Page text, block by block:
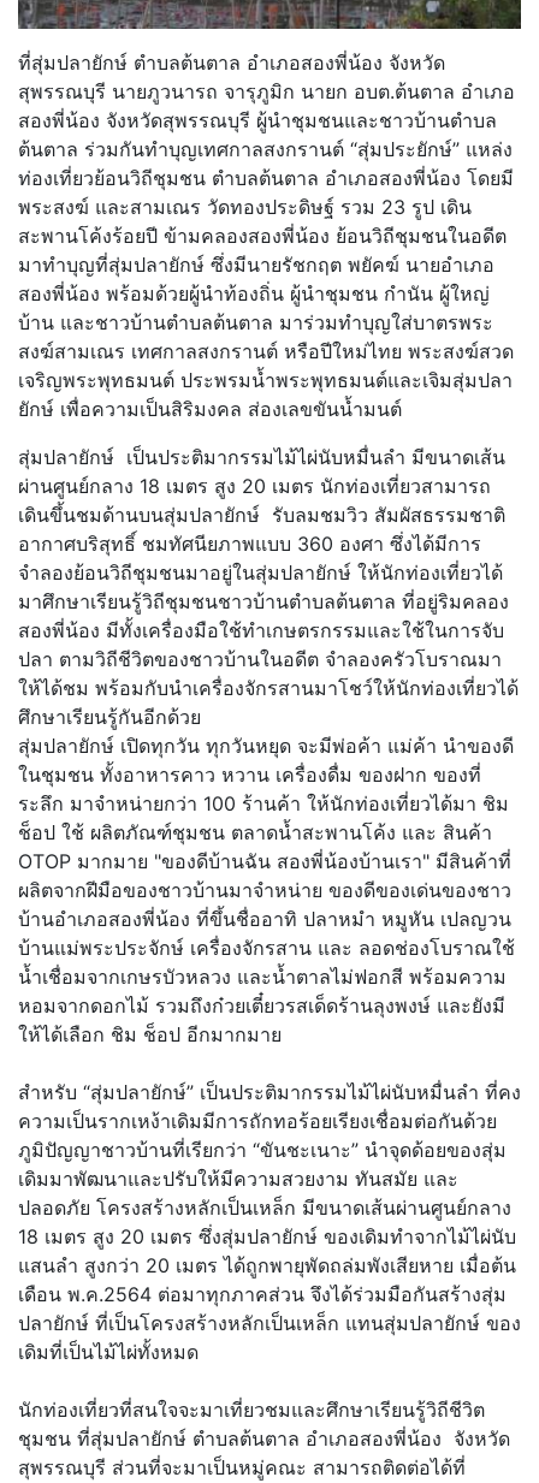
ที่สุ่มปลายักษ์ ตำบลต้นตาล อำเภอสองพี่น้อง จังหวัด
สุพรรณบุรี นายภูวนารถ จารุภูมิก นายก อบต.ต้นตาล อำเภอ
สองพี่น้อง จังหวัดสุพรรณบุรี ผู้นำชุมชนและชาวบ้านตำบล
ต้นตาล ร่วมกันทำบุญเทศกาลสงกรานต์ “สุ่มประยักษ์” แหล่ง
ท่องเที่ยวย้อนวิถีชุมชน ตำบลต้นตาล อำเภอสองพี่น้อง โดยมี
พระสงฆ์ และสามเณร วัดทองประดิษฐ์ รวม 23 รูป เดิน
สะพานโค้งร้อยปี ข้ามคลองสองพี่น้อง ย้อนวิถีชุมชนในอดีต
มาทำบุญที่สุ่มปลายักษ์ ซึ่งมีนายรัชกฤต พยัคฆ์ นายอำเภอ
สองพี่น้อง พร้อมด้วยผู้นำท้องถิ่น ผู้นำชุมชน กำนัน ผู้ใหญ่
บ้าน และชาวบ้านตำบลต้นตาล มาร่วมทำบุญใส่บาตรพระ
สงฆ์สามเณร เทศกาลสงกรานต์ หรือปีใหม่ไทย พระสงฆ์สวด
เจริญพระพุทธมนต์ ประพรมน้ำพระพุทธมนต์และเจิมสุ่มปลา
ยักษ์ เพื่อความเป็นสิริมงคล ส่องเลขขันน้ำมนต์
สุ่มปลายักษ์ เป็นประติมากรรมไม้ไผ่นับหมื่นลำ มีขนาดเส้น
ผ่านศูนย์กลาง 18 เมตร สูง 20 เมตร นักท่องเที่ยวสามารถ
เดินขึ้นชมด้านบนสุ่มปลายักษ์ รับลมชมวิว สัมผัสธรรมชาติ
อากาศบริสุทธิ์ ชมทัศนียภาพแบบ 360 องศา ซึ่งได้มีการ
จำลองย้อนวิถีชุมชนมาอยู่ในสุ่มปลายักษ์ ให้นักท่องเที่ยวได้
มาศึกษาเรียนรู้วิถีชุมชนชาวบ้านตำบลต้นตาล ที่อยู่ริมคลอง
สองพี่น้อง มีทั้งเครื่องมือใช้ทำเกษตรกรรมและใช้ในการจับ
ปลา ตามวิถีชีวิตของชาวบ้านในอดีต จำลองครัวโบราณมา
ให้ได้ชม พร้อมกับนำเครื่องจักรสานมาโชว์ให้นักท่องเที่ยวได้
ศึกษาเรียนรู้กันอีกด้วย
สุ่มปลายักษ์ เปิดทุกวัน ทุกวันหยุด จะมีพ่อค้า แม่ค้า นำของดี
ในชุมชน ทั้งอาหารคาว หวาน เครื่องดื่ม ของฝาก ของที่
ระลึก มาจำหน่ายกว่า 100 ร้านค้า ให้นักท่องเที่ยวได้มา ชิม
ช็อป ใช้ ผลิตภัณฑ์ชุมชน ตลาดน้ำสะพานโค้ง และ สินค้า
OTOP มากมาย "ของดีบ้านฉัน สองพี่น้องบ้านเรา" มีสินค้าที่
ผลิตจากฝีมือของชาวบ้านมาจำหน่าย ของดีของเด่นของชาว
บ้านอำเภอสองพี่น้อง ที่ขึ้นชื่ออาทิ ปลาหมำ หมูหัน เปลญวน
บ้านแม่พระประจักษ์ เครื่องจักรสาน และ ลอดช่องโบราณใช้
น้ำเชื่อมจากเกษรบัวหลวง และน้ำตาลไม่ฟอกสี พร้อมความ
หอมจากดอกไม้ รวมถึงก๋วยเตี๋ยวรสเด็ดร้านลุงพงษ์ และยังมี
ให้ได้เลือก ชิม ช็อป อีกมากมาย
สำหรับ “สุ่มปลายักษ์” เป็นประติมากรรมไม้ไผ่นับหมื่นลำ ที่คง
ความเป็นรากเหง้าเดิมมีการถักทอร้อยเรียงเชื่อมต่อกันด้วย
ภูมิปัญญาชาวบ้านที่เรียกว่า “ขันชะเนาะ” นำจุดด้อยของสุ่ม
เดิมมาพัฒนาและปรับให้มีความสวยงาม ทันสมัย และ
ปลอดภัย โครงสร้างหลักเป็นเหล็ก มีขนาดเส้นผ่านศูนย์กลาง
18 เมตร สูง 20 เมตร ซึ่งสุ่มปลายักษ์ ของเดิมทำจากไม้ไผ่นับ
แสนลำ สูงกว่า 20 เมตร ได้ถูกพายุพัดถล่มพังเสียหาย เมื่อต้น
เดือน พ.ค.2564 ต่อมาทุกภาคส่วน จึงได้ร่วมมือกันสร้างสุ่ม
ปลายักษ์ ที่เป็นโครงสร้างหลักเป็นเหล็ก แทนสุ่มปลายักษ์ ของ
เดิมที่เป็นไม้ไผ่ทั้งหมด
นักท่องเที่ยวที่สนใจจะมาเที่ยวชมและศึกษาเรียนรู้วิถีชีวิต
ชุมชน ที่สุ่มปลายักษ์ ตำบลต้นตาล อำเภอสองพี่น้อง จังหวัด
สุพรรณบุรี ส่วนที่จะมาเป็นหมู่คณะ สามารถติดต่อได้ที่